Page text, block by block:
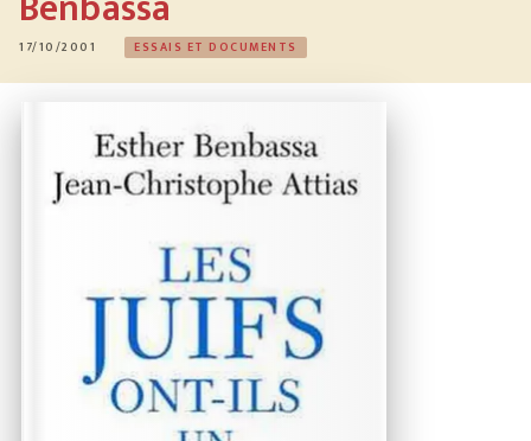
17/10/2001 ESSAIS ET DOCUMENTS